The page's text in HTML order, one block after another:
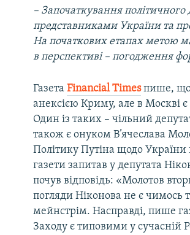
– Започаткування
представниками України та
На початкових етапах метою
в перспективі – погодження
ГазетаFinancial Timesпише, що
анексією Криму, але в Москві
Один із таких – чільний
також є онуком В’ячеслава
Політику Путіна щодо
газети запитав у депутата
почув відповідь: «Молотов
погляди Ніконова не є чимось
мейнстрім. Насправді, пише
Заходу є типовими у сучасній